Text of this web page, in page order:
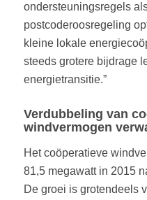
ondersteuningsregels
postcoderoosregeling
kleine lokale
steeds grotere bijdrage
energietransitie.”
Verdubbeling van
windvermogen
Het coöperatieve
81,5 megawatt in 2015
De groei is grotendeels